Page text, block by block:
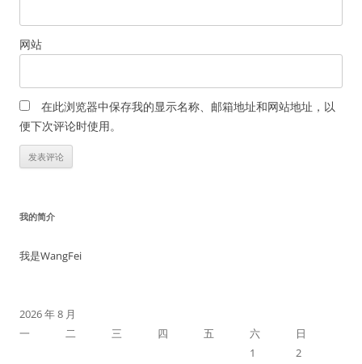
网站
在此浏览器中保存我的显示名称、邮箱地址和网站地址，以
便下次评论时使用。
我的简介
我是WangFei
2026 年 8 月
一
二 三 四 五 六
日
1
2